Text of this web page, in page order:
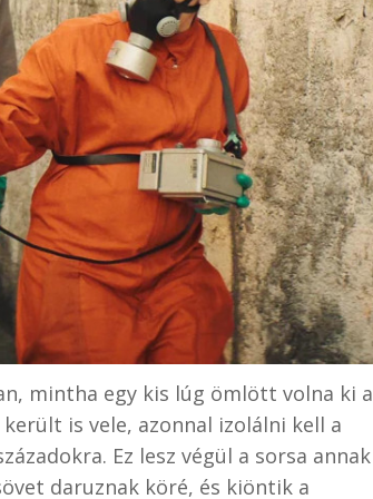
mintha egy kis lúg ömlött volna ki a
is vele, azonnal izolálni kell a
Ez lesz végül a sorsa annak
daruznak köré, és kiöntik a